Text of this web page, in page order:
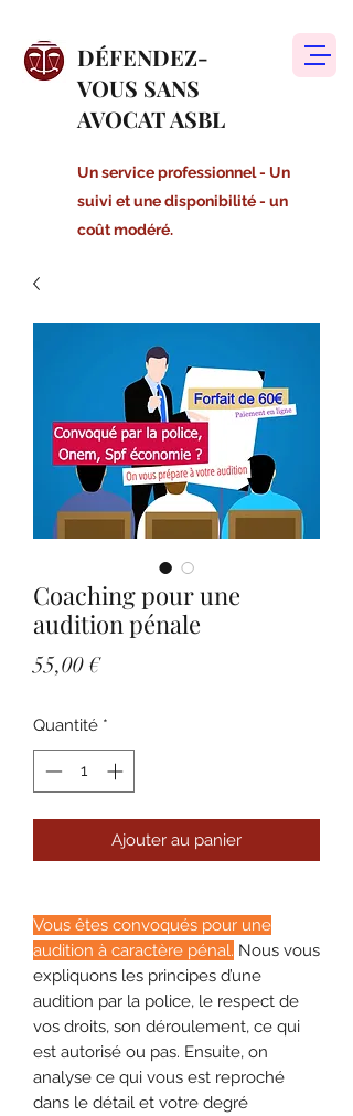
DÉFENDEZ-
VOUS SANS
AVOCAT ASBL
Un service professionnel - Un
suivi et une disponibilité - un
coût modéré.
Coaching pour une
audition pénale
55,00 €Prix
Quantité *
Ajouter au panier
Vous êtes convoqués pour une
audition à caractère pénal. Nous vous
expliquons les principes d’une
audition par la police, le respect de
vos droits, son déroulement, ce qui
est autorisé ou pas. Ensuite, on
analyse ce qui vous est reproché
dans le détail et votre degré